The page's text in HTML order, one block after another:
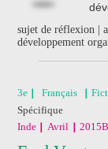
sujet de réflexion |
développement
3e Français
Spécifique
Inde
Avril 2015